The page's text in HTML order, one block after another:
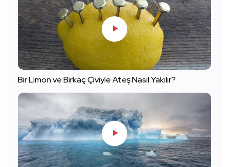
Bir Limon ve Birkaç Çiviyle Ateş Nasıl Yakılır?